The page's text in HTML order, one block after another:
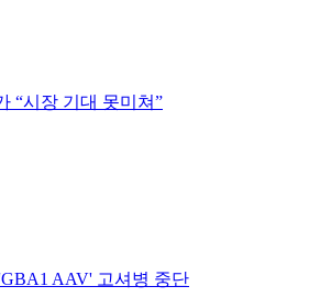
“시장 기대 못미쳐”
AAV' 고셔병 중단